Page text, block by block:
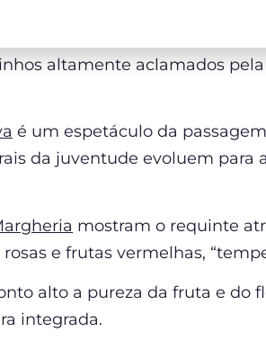
especial nos prestigiosos
altamente aclamados
é um espetáculo da
da juventude evoluem para
mostram o requinte
e frutas vermelhas,
alto a pureza da fruta e do
integrada.